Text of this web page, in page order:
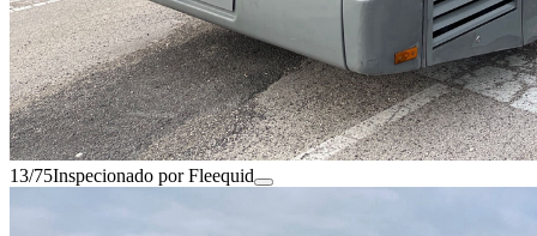
13/75Inspecionado por Fleequid